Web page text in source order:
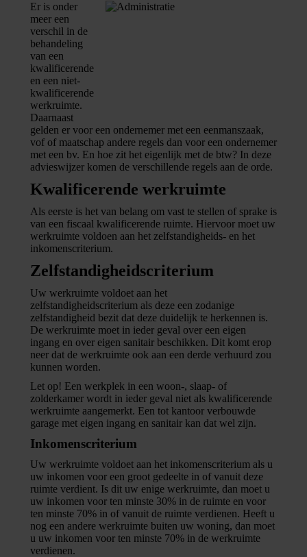
Er is onder
meer een
verschil in de
behandeling
van een
kwalificerende
en een niet-
kwalificerende
werkruimte.
Daarnaast
gelden er voor een ondernemer met een eenmanszaak,
vof of maatschap andere regels dan voor een ondernemer
met een bv. En hoe zit het eigenlijk met de btw? In deze
advieswijzer komen de verschillende regels aan de orde.
Kwalificerende werkruimte
Als eerste is het van belang om vast te stellen of sprake is
van een fiscaal kwalificerende ruimte. Hiervoor moet uw
werkruimte voldoen aan het zelfstandigheids- en het
inkomenscriterium.
Zelfstandigheidscriterium
Uw werkruimte voldoet aan het
zelfstandigheidscriterium als deze een zodanige
zelfstandigheid bezit dat deze duidelijk te herkennen is.
De werkruimte moet in ieder geval over een eigen
ingang en over eigen sanitair beschikken. Dit komt erop
neer dat de werkruimte ook aan een derde verhuurd zou
kunnen worden.
Let op! Een werkplek in een woon-, slaap- of
zolderkamer wordt in ieder geval niet als kwalificerende
werkruimte aangemerkt. Een tot kantoor verbouwde
garage met eigen ingang en sanitair kan dat wel zijn.
Inkomenscriterium
Uw werkruimte voldoet aan het inkomenscriterium als u
uw inkomen voor een groot gedeelte in of vanuit deze
ruimte verdient. Is dit uw enige werkruimte, dan moet u
uw inkomen voor ten minste 30% in de ruimte en voor
ten minste 70% in of vanuit de ruimte verdienen. Heeft u
nog een andere werkruimte buiten uw woning, dan moet
u uw inkomen voor ten minste 70% in de werkruimte
verdienen.